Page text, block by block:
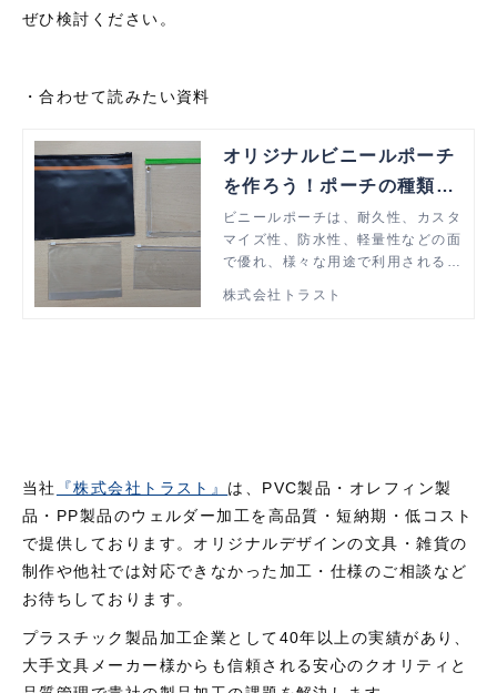
ぜひ検討ください。
・合わせて読みたい資料
オリジナルビニールポーチ
を作ろう！ポーチの種類と
特長も解説
ビニールポーチは、耐久性、カスタ
マイズ性、防水性、軽量性などの面
で優れ、様々な用途で利用される製
株式会社トラスト
当社 『株式会社トラスト』 は、PVC製品・オレフィン製
品・PP製品のウェルダー加工を高品質・短納期・低コスト
で提供しております。オリジナルデザインの文具・雑貨の
制作や他社では対応できなかった加工・仕様のご相談など
お待ちしております。
プラスチック製品加工企業として40年以上の実績があり、
大手文具メーカー様からも信頼される安心のクオリティと